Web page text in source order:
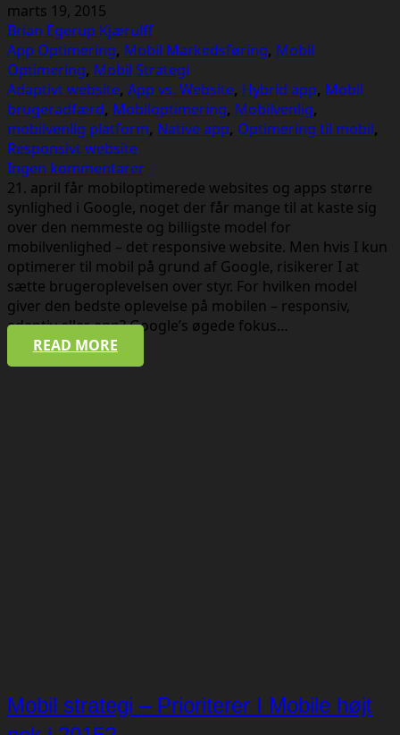
marts 19, 2015
Brian Egerup Kjærulff
App Optimering, Mobil Markedsføring, Mobil
Optimering, Mobil Strategi
Adaptivt website, App vs. Website, Hybrid app, Mobil
brugeradfærd, Mobiloptimering, Mobilvenlig,
mobilvenlig platform, Native app, Optimering til mobil,
Responsivt website
Ingen kommentarer
21. april får mobiloptimerede websites og apps større
synlighed i Google, noget der får mange til at kaste sig
over den nemmeste og billigste model for
mobilvenlighed – det responsive website. Men hvis I kun
optimerer til mobil på grund af Google, risikerer I at
sætte brugeroplevelsen over styr. For hvilken model
giver den bedste oplevelse på mobilen – responsiv,
adaptiv eller app? Google’s øgede fokus…
READ MORE
Mobil strategi – Prioriterer I Mobile højt